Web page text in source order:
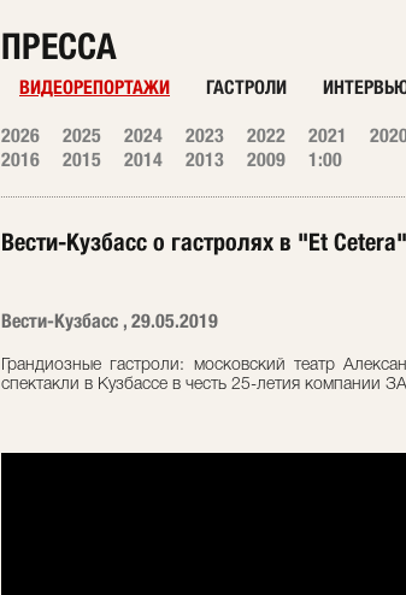
ПРЕССА
ВИДЕОРЕПОРТАЖИ ГАСТРОЛИ
2026 2025 2024 2023 2022 2021
2016
2015 2014 2013 2009 1:00
Вести-Кузбасс о гастролях в "Et
Вести-Кузбасс , 29.05.2019
Грандиозные гастроли: московский театр
спектакли в Кузбассе в честь 25-летия компании